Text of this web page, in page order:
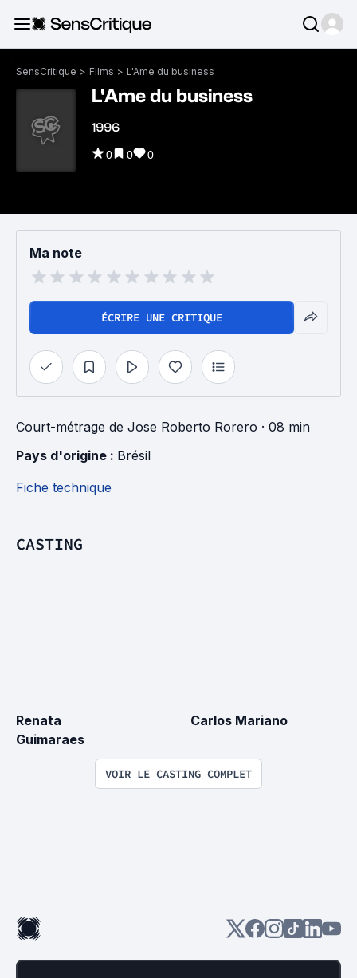
SensCritique > Films > L'Ame du business
L'Ame du business
1996
0 0 0
Ma note
ÉCRIRE UNE CRITIQUE
Court-métrage de Jose Roberto Rorero · 08 min
Pays d'origine : Brésil
Fiche technique
CASTING
Renata
Guimaraes
Carlos Mariano
VOIR LE CASTING COMPLET